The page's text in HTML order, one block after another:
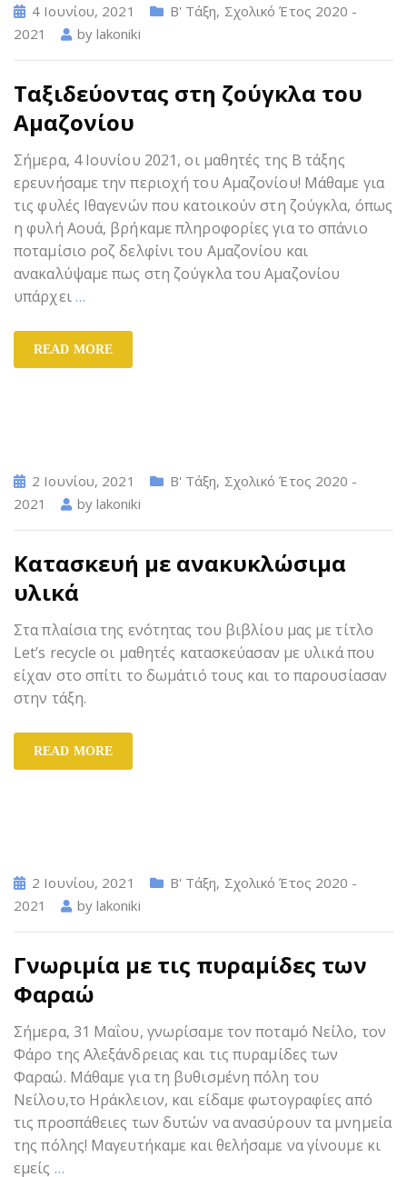
4 Ιουνίου, 2021 Β' Τάξη, Σχολικό Έτος 2020 -
2021
by lakoniki
Ταξιδεύοντας στη ζούγκλα του
Αμαζονίου
Σήμερα, 4 Ιουνίου 2021, οι μαθητές της Β τάξης
ερευνήσαμε την περιοχή του Αμαζονίου! Μάθαμε για
τις φυλές Ιθαγενών που κατοικούν στη ζούγκλα, όπως
η φυλή Αουά, βρήκαμε πληροφορίες για το σπάνιο
ποταμίσιο ροζ δελφίνι του Αμαζονίου και
ανακαλύψαμε πως στη ζούγκλα του Αμαζονίου
υπάρχει…
READ MORE
2 Ιουνίου, 2021 Β' Τάξη, Σχολικό Έτος 2020 -
2021
by lakoniki
Κατασκευή με ανακυκλώσιμα
υλικά
Στα πλαίσια της ενότητας του βιβλίου μας με τίτλο
Let’s recycle οι μαθητές κατασκεύασαν με υλικά που
είχαν στο σπίτι το δωμάτιό τους και το παρουσίασαν
στην τάξη.
READ MORE
2 Ιουνίου, 2021 Β' Τάξη, Σχολικό Έτος 2020 -
2021
by lakoniki
Γνωριμία με τις πυραμίδες των
Φαραώ
Σήμερα, 31 Μαΐου, γνωρίσαμε τον ποταμό Νείλο, τον
Φάρο της Αλεξάνδρειας και τις πυραμίδες των
Φαραώ. Μάθαμε για τη βυθισμένη πόλη του
Νείλου,το Ηράκλειον, και είδαμε φωτογραφίες από
τις προσπάθειες των δυτών να ανασύρουν τα μνημεία
της πόλης! Μαγευτήκαμε και θελήσαμε να γίνουμε κι
εμείς …